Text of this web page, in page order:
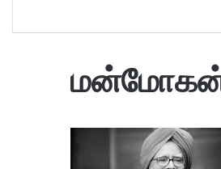
மன்மோகன்